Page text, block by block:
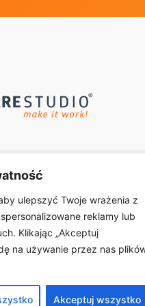
ulepszyć Twoje wrażenia z
reklamy lub
Klikając „Akceptuj
na używanie przez nas
Akceptuj wszystko